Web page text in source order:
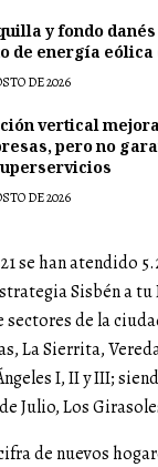
y fondo
de energía
DE 2026
vertical
pero no
DE 2026
se han atendido
Sisbén a tu
de la
La Sierrita,
I, II y III;
Julio, Los
de nuevos